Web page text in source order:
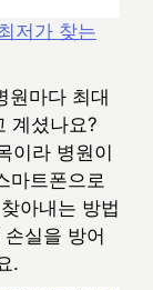
저가 찾는
원마다 최대
계셨나요?
이라 병원이
마트폰으로
아내는 방법
실을 방어
.